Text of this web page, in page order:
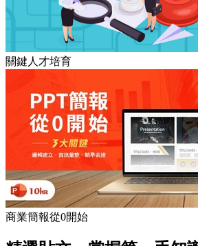
關鍵人才培育
商業簡報從0開始